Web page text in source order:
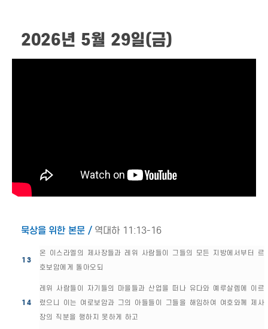
2026년 5월 29일(금)
묵상을 위한 본문 /역대하 11:13-16
13
온 이스라엘의 제사장들과 레위 사람들이 그들의 모든 지방에서부터 르
호보암에게 돌아오되
14
레위 사람들이 자기들의 마을들과 산업을 떠나 유다와 예루살렘에 이르
렀으니 이는 여로보암과 그의 아들들이 그들을 해임하여 여호와께 제사
장의 직분을 행하지 못하게 하고